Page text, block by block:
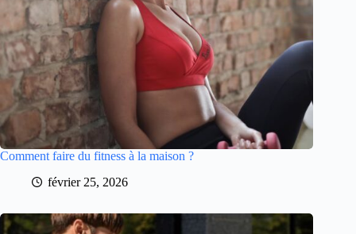
Comment faire du fitness à la maison ?
février 25, 2026